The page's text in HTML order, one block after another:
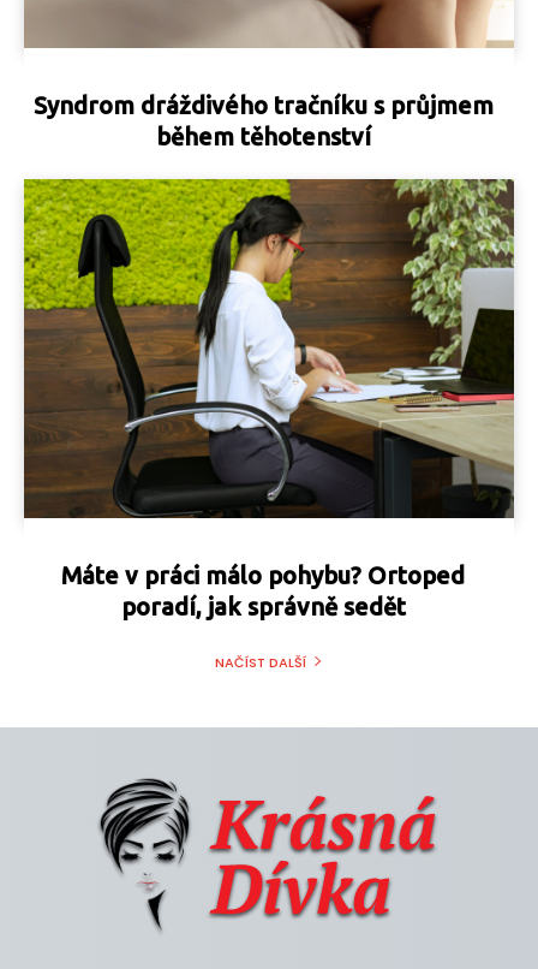
Syndrom dráždivého tračníku s průjmem
během těhotenství
Máte v práci málo pohybu? Ortoped
poradí, jak správně sedět
NAČÍST DALŠÍ